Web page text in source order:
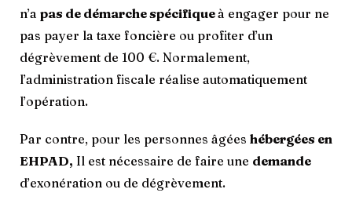
n’a pas de démarche spécifiqueà engager pour ne
pas payer la taxe foncière ou profiter d’un
dégrèvement de 100 €. Normalement,
l’administration fiscale réalise automatiquement
l’opération.
Par contre, pour les personnes âgées hébergées en
EHPAD, Il est nécessaire de faire une demande
d’exonération ou de dégrèvement.